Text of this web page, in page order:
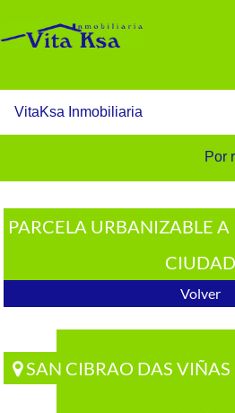
VitaKsa Inmobiliaria
Por
PARCELA URBANIZABLE
CIUDAD
Volver
SAN CIBRAO DAS VIÑAS